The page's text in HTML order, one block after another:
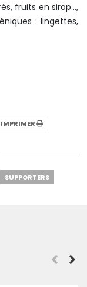
fruits en sirop…,
: lingettes,
IMPRIMER
SUPPORTERS